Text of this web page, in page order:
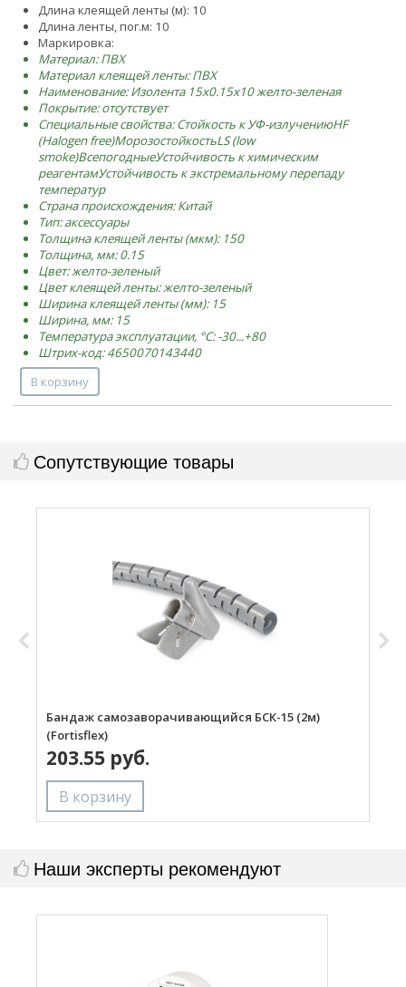
Длина клеящей ленты (м): 10
Длина ленты, пог.м: 10
Маркировка:
Материал: ПВХ
Материал клеящей ленты: ПВХ
Наименование: Изолента 15х0.15х10 желто-зеленая
Покрытие: отсутствует
Специальные свойства:Стойкость к УФ-излучениюHF
(Halogen free)МорозостойкостьLS (low
smoke)ВсепогодныеУстойчивость к химическим
реагентамУстойчивость к экстремальному перепаду
температур
Страна происхождения: Китай
Тип: аксессуары
Толщина клеящей ленты (мкм): 150
Толщина, мм: 0.15
Цвет: желто-зеленый
Цвет клеящей ленты: желто-зеленый
Ширина клеящей ленты (мм): 15
Ширина, мм: 15
Температура эксплуатации, °C: -30...+80
Штрих-код: 4650070143440
В корзину
Сопутствующие товары
Бандаж самозаворачивающийся БСК-15 (2м)
(Fortisflex)
203.55 руб.
Наши эксперты рекомендуют